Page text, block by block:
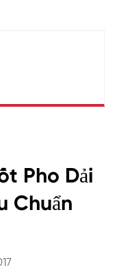
Pho Dải
Chuẩn